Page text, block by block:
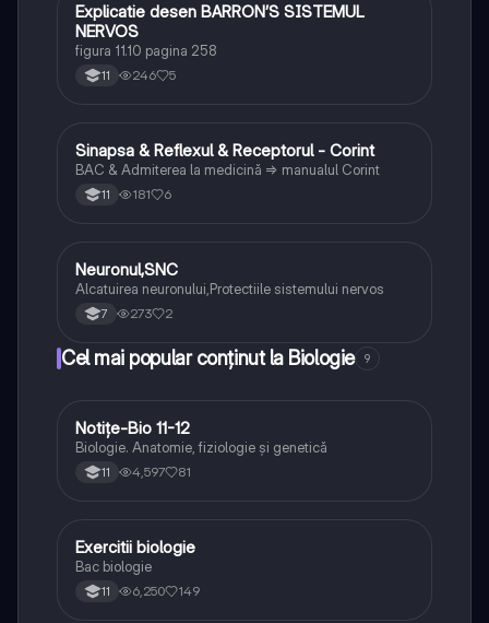
Biologie
Explicatie desen BARRON’S SISTEMUL
NERVOS
figura 11.10 pagina 258
11 246 5
Biologie
Sinapsa & Reflexul & Receptorul - Corint
BAC & Admiterea la medicină => manualul Corint
11 181 6
Biologie
Neuronul,SNC
Alcatuirea neuronului,Protectiile sistemului nervos
7 273 2
Cel mai popular conținut la Biologie 9
Biologie
Notițe-Bio 11-12
Biologie. Anatomie, fiziologie și genetică
11 4,597 81
Biologie
Exercitii biologie
Bac biologie
11 6,250 149